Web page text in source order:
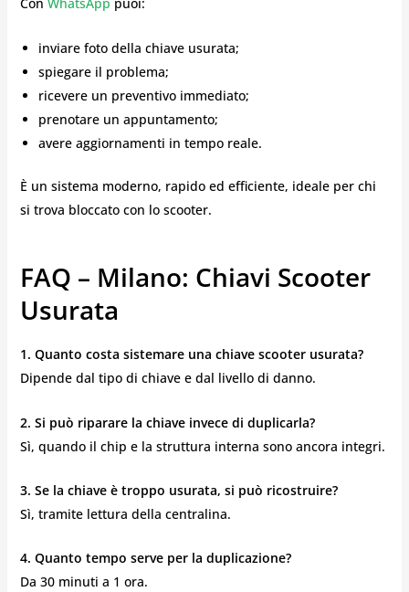
Con WhatsApp puoi:
inviare foto della chiave usurata;
spiegare il problema;
ricevere un preventivo immediato;
prenotare un appuntamento;
avere aggiornamenti in tempo reale.
È un sistema moderno, rapido ed efficiente, ideale per chi
si trova bloccato con lo scooter.
FAQ – Milano: Chiavi Scooter
Usurata
1. Quanto costa sistemare una chiave scooter usurata?
Dipende dal tipo di chiave e dal livello di danno.
2. Si può riparare la chiave invece di duplicarla?
Sì, quando il chip e la struttura interna sono ancora integri.
3. Se la chiave è troppo usurata, si può ricostruire?
Sì, tramite lettura della centralina.
4. Quanto tempo serve per la duplicazione?
Da 30 minuti a 1 ora.